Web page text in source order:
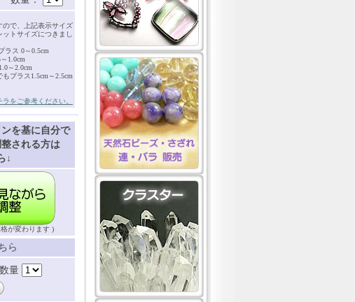
ので、上記表示サイズ
トサイズにつきまし
ラス 0～0.5cm
1.0cm
～2.0cm
プラス1.5cm～2.5cm
をご参考ください。
を基に自分で
される方は
↓
が変わります )
ら
数量